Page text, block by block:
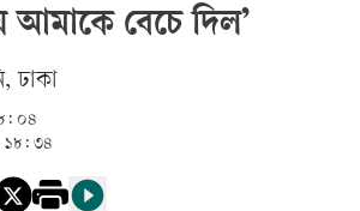
আমাকে বেচে দিল’
ঢাকা
০৪
১৮: ৩৪